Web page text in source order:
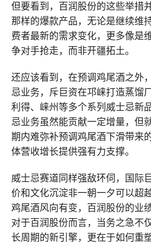
但要看到，百润股份的这些举措
那样的爆款产品，无论是继续维
费者最新的需求变化，更多像是
争对手抢走，而非开疆拓土。
还应该看到，在预调鸡尾酒之外
忌业务，斥巨资在邛崃打造蒸馏
利得、崃州等多个系列威士忌新
忌业务虽然能贡献一定增量，但
期内难弥补预调鸡尾酒下滑带来
体营收增长提供强有力支撑。
威士忌赛道同样强敌环伺，国际
价和文化沉淀非一朝一夕可以超
鸡尾酒风向有变，百润股份的业
对于百润股份而言，当务之急不
长周期的新引擎，更在于如何重